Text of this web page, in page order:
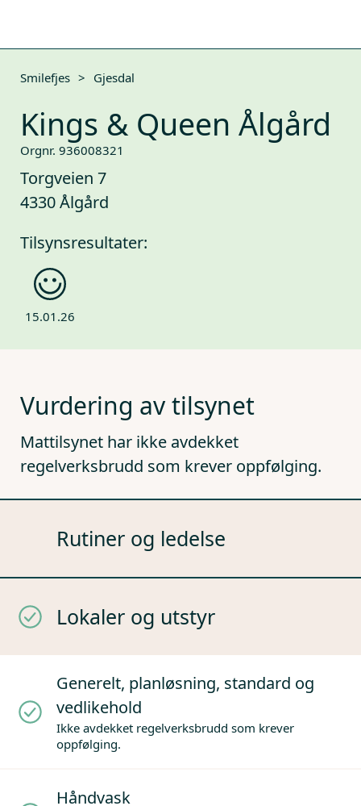
Smilefjes > Gjesdal
Kings & Queen Ålgård
Orgnr. 936008321
Torgveien 7
4330 Ålgård
Tilsynsresultater:
15.01.26
Vurdering av tilsynet
Mattilsynet har ikke avdekket
regelverksbrudd som krever oppfølging.
Rutiner og ledelse
Lokaler og utstyr
Generelt, planløsning, standard og
vedlikehold
Ikke avdekket regelverksbrudd som krever
oppfølging.
Håndvask